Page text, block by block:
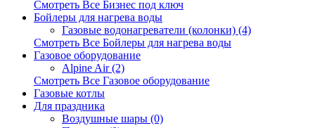
Смотреть Все Бизнес под ключ
Бойлеры для нагрева воды
Газовые водонагреватели (колонки) (4)
Смотреть Все Бойлеры для нагрева воды
Газовое оборудование
Alpine Air (2)
Смотреть Все Газовое оборудование
Газовые котлы
Для праздника
Воздушные шары (0)